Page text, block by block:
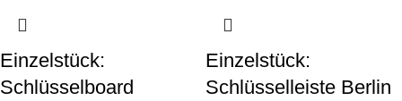
Einzelstück:
Schlüsselboard
Einzelstück:
Schlüsselleiste Berlin